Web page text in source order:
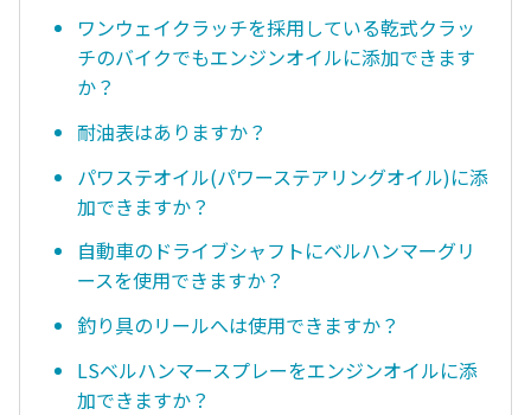
ワンウェイクラッチを採用している乾式クラッ
チのバイクでもエンジンオイルに添加できます
か？
耐油表はありますか？
パワステオイル(パワーステアリングオイル)に添
加できますか？
自動車のドライブシャフトにベルハンマーグリ
ースを使用できますか？
釣り具のリールへは使用できますか？
LSベルハンマースプレーをエンジンオイルに添
加できますか？